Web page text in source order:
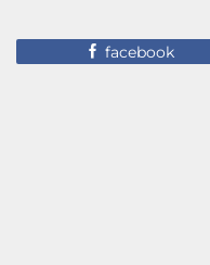
facebook